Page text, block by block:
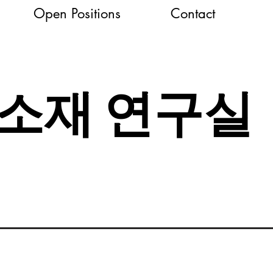
Open Positions Contact
재 연구실